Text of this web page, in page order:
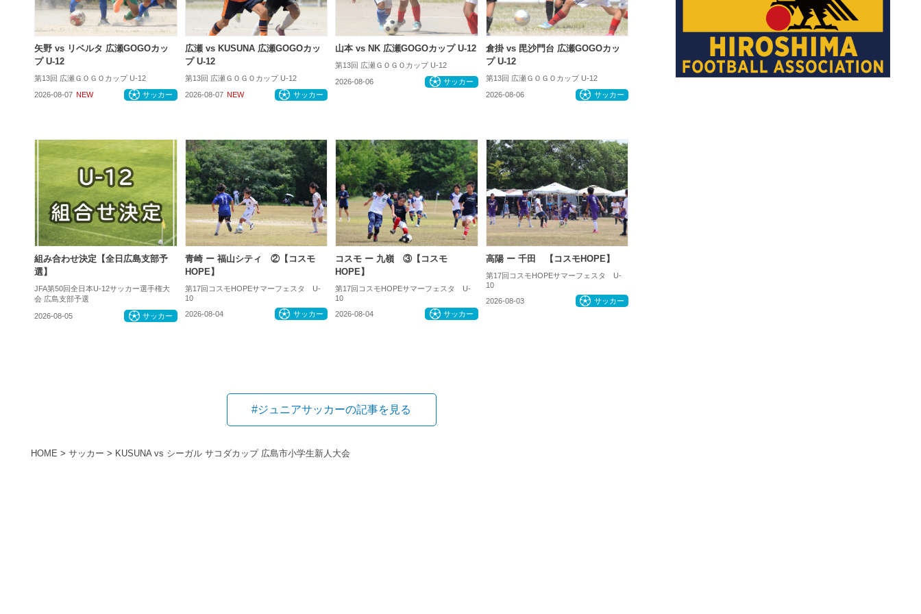
HOME > サッカー > KUSUNA vs シーガル サコダカップ 広島市小学生新人大会
矢野 vs リベルタ 広瀬GOGOカッ
プ U-12
第13回 広瀬ＧＯＧＯカップ U-12
2026-08-07 NEW サッカー
広瀬 vs KUSUNA 広瀬GOGOカッ
プ U-12
第13回 広瀬ＧＯＧＯカップ U-12
2026-08-07 NEW サッカー
山本 vs NK 広瀬GOGOカップ U-12
第13回 広瀬ＧＯＧＯカップ U-12
2026-08-06 サッカー
倉掛 vs 毘沙門台 広瀬GOGOカッ
プ U-12
第13回 広瀬ＧＯＧＯカップ U-12
2026-08-06 サッカー
組み合わせ決定【全日広島支部予
選】
JFA第50回全日本U-12サッカー選手権大
会 広島支部予選
2026-08-05 サッカー
青崎 ー 福山シティ ②【コスモ
HOPE】
第17回コスモHOPEサマーフェスタ U-
10
2026-08-04
サッカー
コスモ ー 九嶺 ③【コスモ
HOPE】
第17回コスモHOPEサマーフェスタ U-
10
2026-08-04
サッカー
高陽 ー 千田 【コスモHOPE】
第17回コスモHOPEサマーフェスタ U-
10
2026-08-03
サッカー
#ジュニアサッカーの記事を見る